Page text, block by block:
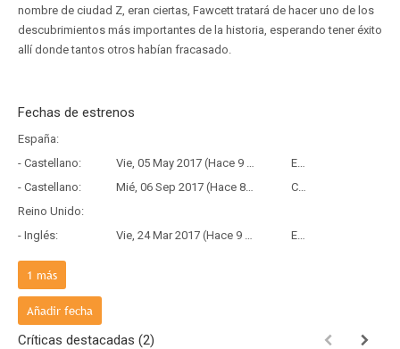
nombre de ciudad Z, eran ciertas, Fawcett tratará de hacer uno de los
descubrimientos más importantes de la historia, esperando tener éxito
allí donde tantos otros habían fracasado.
Fechas de estrenos
España:
- Castellano:
Vie, 05 May 2017 (Hace 9 años y 3 meses)
Estreno
- Castellano:
Mié, 06 Sep 2017 (Hace 8 años y 11 meses)
Copia Física
Reino Unido:
- Inglés:
Vie, 24 Mar 2017 (Hace 9 años y 4 meses)
Estreno
País de origen:
- V.O:
1 más
Añadir fecha
Críticas destacadas (2)